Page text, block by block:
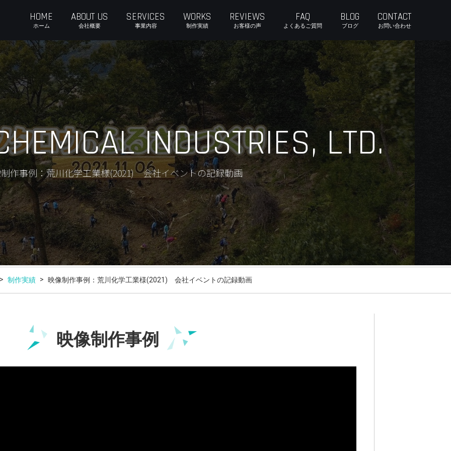
HOME
ホーム
ABOUT US
会社概要
SERVICES
事業内容
WORKS
制作実績
REVIEWS
お客様の声
FAQ
よくあるご質問
BLOG
ブログ
CONTACT
お問い合わせ
INDUSTRIES, LTD.
作事例：荒川化学工業様(2021) 会社イベントの記録動画
制作実績 映像制作事例：荒川化学工業様(2021) 会社イベントの記録動画
映像制作事例